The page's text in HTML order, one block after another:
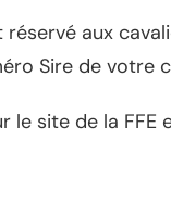
aux
Sire de votre
le site de la